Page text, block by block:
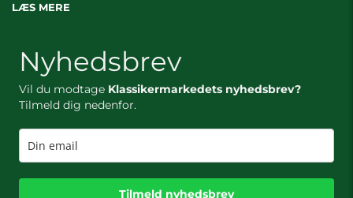
LÆS MERE
Nyhedsbrev
Vil du modtage Klassikermarkedets nyhedsbrev?
Tilmeld dig nedenfor.
Tilmeld nyhedsbrev